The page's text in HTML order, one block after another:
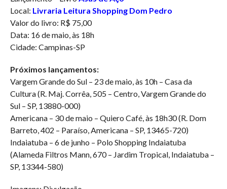
Local: Livraria Leitura Shopping Dom Pedro
Valor do livro: R$ 75,00
Data: 16 de maio, às 18h
Cidade: Campinas-SP
Próximos lançamentos:
Vargem Grande do Sul – 23 de maio, às 10h – Casa da
Cultura (R. Maj. Corrêa, 505 – Centro, Vargem Grande do
Sul – SP, 13880-000)
Americana – 30 de maio – Quiero Café, às 18h30 (R. Dom
Barreto, 402 – Paraíso, Americana – SP, 13465-720)
Indaiatuba – 6 de junho – Polo Shopping Indaiatuba
(Alameda Filtros Mann, 670 – Jardim Tropical, Indaiatuba –
SP, 13344-580)